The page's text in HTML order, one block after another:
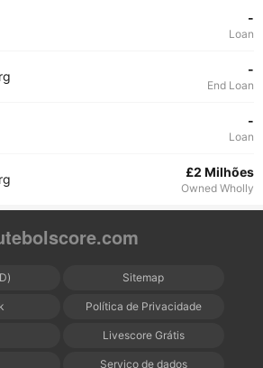
-
Loan
-
End Loan
-
Loan
£2 Milhões
Owned Wholly
Sitemap
Política de Privacidade
Livescore Grátis
Serviço de dados